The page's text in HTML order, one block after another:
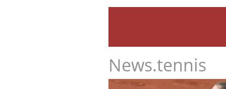
News.tennis